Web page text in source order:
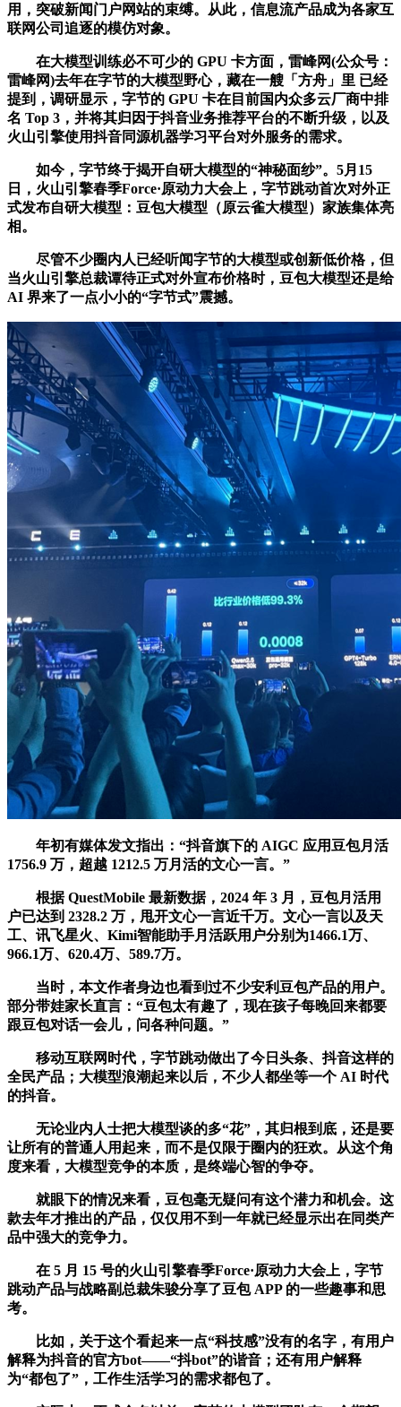
用，突破新闻门户网站的束缚。从此，信息流产品成为各家互
联网公司追逐的模仿对象。
在大模型训练必不可少的 GPU 卡方面，雷峰网(公众号：
雷峰网)去年在字节的大模型野心，藏在一艘「方舟」里 已经
提到，调研显示，字节的 GPU 卡在目前国内众多云厂商中排
名 Top 3，并将其归因于抖音业务推荐平台的不断升级，以及
火山引擎使用抖音同源机器学习平台对外服务的需求。
如今，字节终于揭开自研大模型的“神秘面纱”。5月15
日，火山引擎春季Force·原动力大会上，字节跳动首次对外正
式发布自研大模型：豆包大模型（原云雀大模型）家族集体亮
相。
尽管不少圈内人已经听闻字节的大模型或创新低价格，但
当火山引擎总裁谭待正式对外宣布价格时，豆包大模型还是给
AI 界来了一点小小的“字节式”震撼。
年初有媒体发文指出：“抖音旗下的 AIGC 应用豆包月活
1756.9 万，超越 1212.5 万月活的文心一言。”
根据 QuestMobile 最新数据，2024 年 3 月，豆包月活用
户已达到 2328.2 万，甩开文心一言近千万。文心一言以及天
工、讯飞星火、Kimi智能助手月活跃用户分别为1466.1万、
966.1万、620.4万、589.7万。
当时，本文作者身边也看到过不少安利豆包产品的用户。
部分带娃家长直言：“豆包太有趣了，现在孩子每晚回来都要
跟豆包对话一会儿，问各种问题。”
移动互联网时代，字节跳动做出了今日头条、抖音这样的
全民产品；大模型浪潮起来以后，不少人都坐等一个 AI 时代
的抖音。
无论业内人士把大模型谈的多“花”，其归根到底，还是要
让所有的普通人用起来，而不是仅限于圈内的狂欢。从这个角
度来看，大模型竞争的本质，是终端心智的争夺。
就眼下的情况来看，豆包毫无疑问有这个潜力和机会。这
款去年才推出的产品，仅仅用不到一年就已经显示出在同类产
品中强大的竞争力。
在 5 月 15 号的火山引擎春季Force·原动力大会上，字节
跳动产品与战略副总裁朱骏分享了豆包 APP 的一些趣事和思
考。
比如，关于这个看起来一点“科技感”没有的名字，有用户
解释为抖音的官方bot——“抖bot”的谐音；还有用户解释
为“都包了”，工作生活学习的需求都包了。